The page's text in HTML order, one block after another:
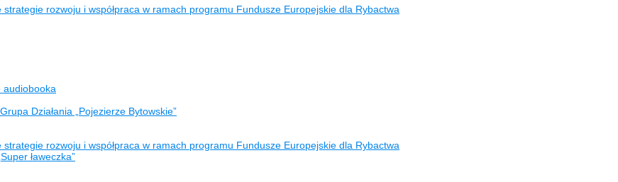
rozwoju i współpraca w ramach programu Fundusze Europejskie dla Rybactwa
audiobooka
Działania „Pojezierze Bytowskie”
rozwoju i współpraca w ramach programu Fundusze Europejskie dla Rybactwa
ławeczka”